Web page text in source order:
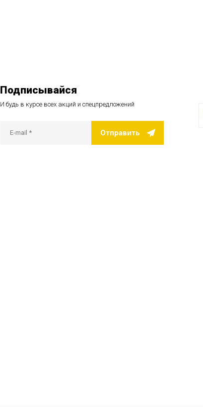
Подписывайся
И будь в курсе всех акций и спецпредложений
Отправить